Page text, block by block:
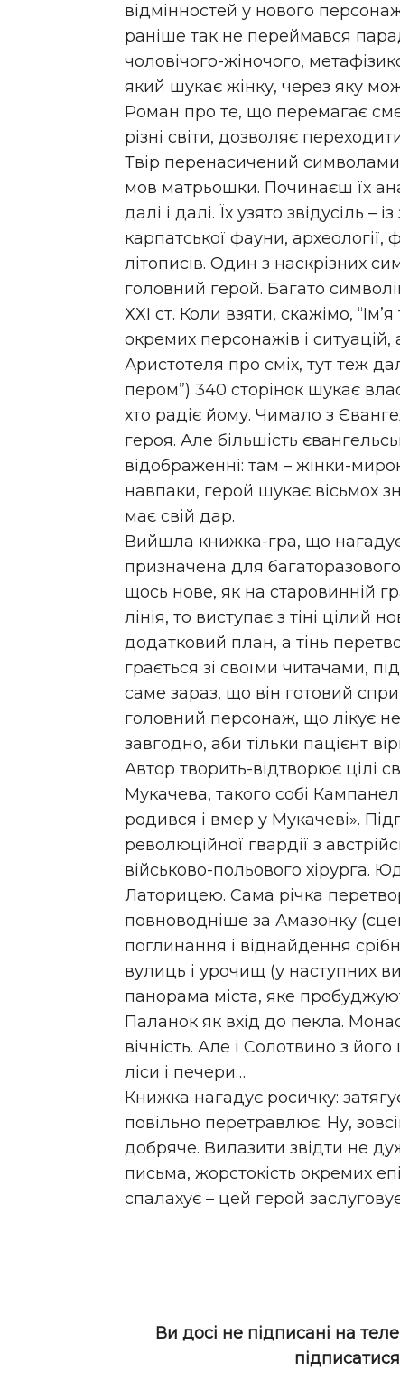
відмінностей у нового
раніше так не переймався
чоловічого-жіночого,
який шукає жінку, через яку
Роман про те, що перемагає
різні світи, дозволяє
Твір перенасичений символами.
мов матрьошки. Починаєш їх
далі і далі. Їх узято звідусіль
карпатської фауни, археології,
літописів. Один з наскрізних
головний герой. Багато
ХХІ ст. Коли взяти, скажімо,
окремих персонажів і
Аристотеля про сміх, тут теж
пером”) 340 сторінок шукає
хто радіє йому. Чимало з
героя. Але більшість
відображенні: там – жінки-
навпаки, герой шукає вісьмох
має свій дар.
Вийшла книжка-гра, що
призначена для
щось нове, як на старовинній
лінія, то виступає з тіні цілий
додатковий план, а тінь
грається зі своїми читачами,
саме зараз, що він готовий
головний персонаж, що лікує
завгодно, аби тільки пацієнт
Автор творить-відтворює цілі
Мукачева, такого собі
родився і вмер у Мукачеві».
революційної гвардії з
військово-польового хірурга.
Латорицею. Сама річка
повноводніше за Амазонку
поглинання і віднайдення
вулиць і урочищ (у наступних
панорама міста, яке
Паланок як вхід до пекла.
вічність. Але і Солотвино з
ліси і печери…
Книжка нагадує росичку:
повільно перетравлює. Ну,
добряче. Вилазити звідти не
письма, жорстокість окремих
спалахує – цей герой
Ви досі не підписані на